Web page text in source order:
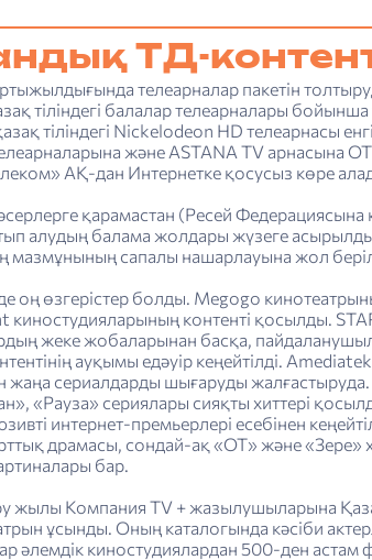
ТД-
телеарналар пакетін
тіліндегі балалар телеарналары
тіліндегі Nickelodeon HD телеарнасы
және ASTANA TV арнасына
АҚ-дан Интернетке қосусыз көре
қарамастан (Ресей Федерациясына
алудың балама жолдары жүзеге
мазмұнының сапалы нашарлауына жол
оң өзгерістер болды. Megogo
контенті қосылды.
жеке жобаларынан басқа,
ауқымы едәуір кеңейтілді.
жаңа сериалдарды шығаруды
«Рауза» сериялары сияқты хиттері
интернет-премьерлері есебінен
драмасы, сондай-ақ «ОТ» және «Зере»
бар.
жылы Компания TV + жазылушыларына
ұсынды. Оның каталогында кәсіби
әлемдік киностудиялардан 500-ден